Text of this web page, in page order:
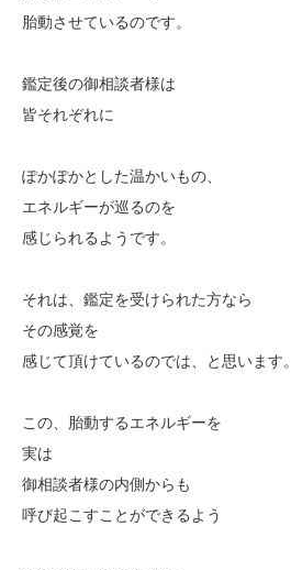
胎動させているのです。
鑑定後の御相談者様は
皆それぞれに
ぽかぽかとした温かいもの、
エネルギーが巡るのを
感じられるようです。
それは、鑑定を受けられた方なら
その感覚を
感じて頂けているのでは、と思います。
この、胎動するエネルギーを
実は
御相談者様の内側からも
呼び起こすことができるよう